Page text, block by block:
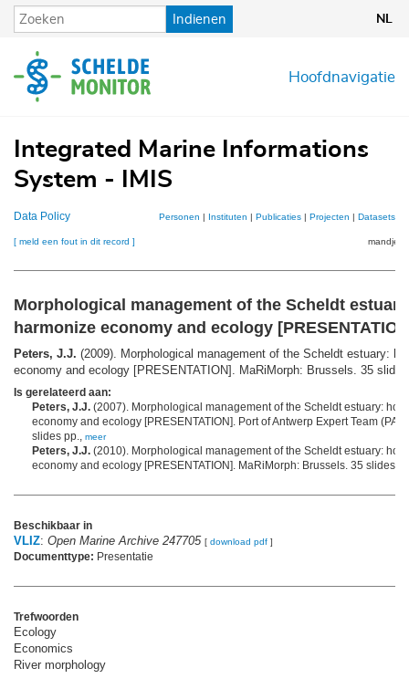
Overslaan
en
de
inhoud
Indienen NL
Hoofdnavigatie
Integrated Marine Informations
System - IMIS
Data Policy Personen | Instituten | Publicaties | Projecten | Datasets
[ meld een fout in dit record ] mandje
Morphological management of the Scheldt
harmonize economy and ecology
Peters, J.J. (2009). Morphological management of the Scheldt estuary:
economy and ecology [PRESENTATION]. MaRiMorph: Brussels. 35
Is gerelateerd aan:
Peters, J.J. (2007). Morphological management of the Scheldt estuary:
economy and ecology [PRESENTATION]. Port of Antwerp Expert Team
slides pp.,
meer
Peters, J.J. (2010). Morphological management of the Scheldt estuary:
economy and ecology [PRESENTATION]. MaRiMorph: Brussels. 35 slides
Beschikbaar in
VLIZ: Open Marine Archive 247705 [ download pdf ]
Documenttype: Presentatie
Trefwoorden
Ecology
Economics
River morphology